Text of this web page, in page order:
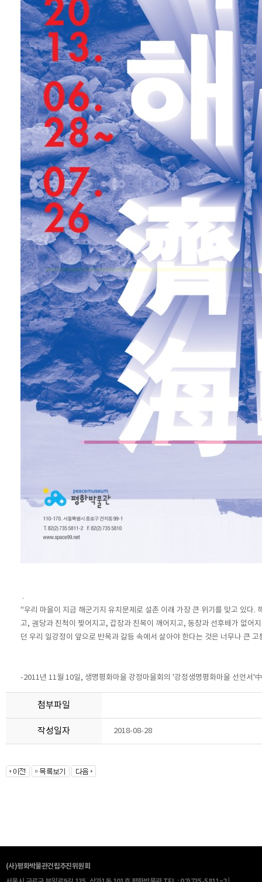
.
"우리 마을이 지금 해군기지 유치문제로 설촌 이래 가장 큰 위기를 맞고 있다
고, 궨당과 친척이 찢어지고, 갑장과 친목이 깨어지고, 동창과 선후배가 없어
던 우리 일강정이 앞으로 반목과 갈등 속에서 살아야 한다는 것은 너무나 큰
-2011년 11월 10일, 생명평화마을 강정마을회의 '강정생명평화마을 선언서'中
첨부파일
작성일자 2018-08-28
(사)평화박물관건립추진위원회